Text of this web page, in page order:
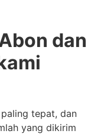
dan
tepat, dan
yang dikirim